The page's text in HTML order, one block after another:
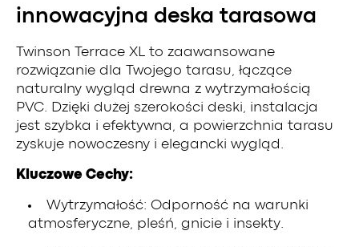
innowacyjna deska tarasowa
Twinson Terrace XL to zaawansowane
rozwiązanie dla Twojego tarasu, łączące
naturalny wygląd drewna z wytrzymałością
PVC. Dzięki dużej szerokości deski, instalacja
jest szybka i efektywna, a powierzchnia tarasu
zyskuje nowoczesny i elegancki wygląd.
Kluczowe Cechy:
Wytrzymałość: Odporność na warunki
atmosferyczne, pleśń, gnicie i insekty.